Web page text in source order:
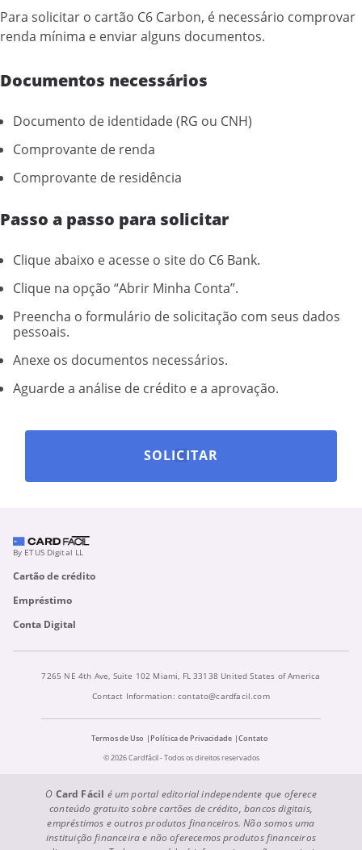
Para solicitar o cartão C6 Carbon, é necessário comprovar
renda mínima e enviar alguns documentos.
Documentos necessários
Documento de identidade (RG ou CNH)
Comprovante de renda
Comprovante de residência
Passo a passo para solicitar
Clique abaixo e acesse o site do C6 Bank.
Clique na opção “Abrir Minha Conta”.
Preencha o formulário de solicitação com seus dados
pessoais.
Anexe os documentos necessários.
Aguarde a análise de crédito e a aprovação.
SOLICITAR
By ETUS Digital LL
Cartão de crédito
Empréstimo
Conta Digital
7265 NE 4th Ave, Suite 102 Miami, FL 33138 United States of America
Contact Information: contato@cardfacil.com
Termos de Uso Política de Privacidade
Contato
© 2026 Cardfácil - Todos os direitos reservados
O Card Fácil é um portal editorial independente que oferece
conteúdo gratuito sobre cartões de crédito, bancos digitais,
empréstimos e outros produtos financeiros. Não somos uma
instituição financeira e não oferecemos produtos financeiros